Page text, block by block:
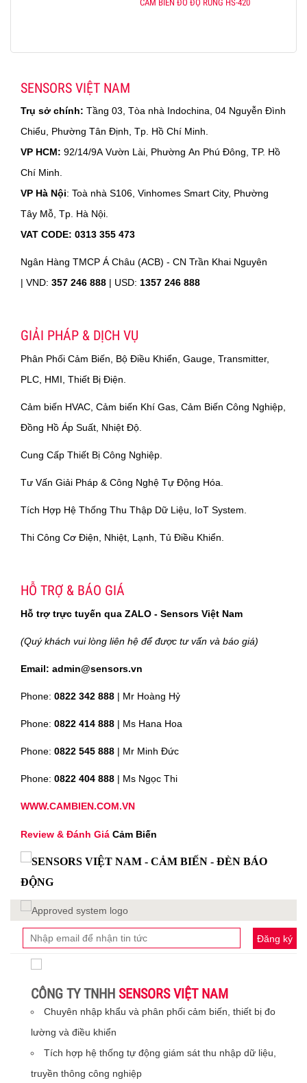
CẢM BIẾN ĐO ĐỘ RUNG HS-420
SENSORS VIỆT NAM
Trụ sở chính: Tầng 03, Tòa nhà Indochina, 04 Nguyễn Đình
Chiểu, Phường Tân Định, Tp. Hồ Chí Minh.
VP HCM: 92/14/9A Vườn Lài, Phường An Phú Đông, TP. Hồ
Chí Minh.
VP Hà Nội: Toà nhà S106, Vinhomes Smart City, Phường
Tây Mỗ, Tp. Hà Nội.
VAT CODE: 0313 355 473
Ngân Hàng TMCP Á Châu (ACB) - CN Trần Khai Nguyên
| VND: 357 246 888 | USD: 1357 246 888
GIẢI PHÁP & DỊCH VỤ
Phân Phối Cảm Biến, Bộ Điều Khiển, Gauge, Transmitter,
PLC, HMI, Thiết Bị Điện.
Cảm biến HVAC, Cảm biến Khí Gas, Cảm Biến Công Nghiệp,
Đồng Hồ Áp Suất, Nhiệt Độ.
Cung Cấp Thiết Bị Công Nghiệp.
Tư Vấn Giải Pháp & Công Nghệ Tự Động Hóa.
Tích Hợp Hệ Thống Thu Thập Dữ Liệu, IoT System.
Thi Công Cơ Điện, Nhiệt, Lạnh, Tủ Điều Khiển.
HỖ TRỢ & BÁO GIÁ
Hỗ trợ trực tuyến qua ZALO - Sensors Việt Nam
(Quý khách vui lòng liên hệ để được tư vấn và báo giá)
Email: admin@sensors.vn
Phone: 0822 342 888 | Mr Hoàng Hỷ
Phone: 0822 414 888 | Ms Hana Hoa
Phone: 0822 545 888 | Mr Minh Đức
Phone: 0822 404 888 | Ms Ngọc Thi
WWW.CAMBIEN.COM.VN
Review & Đánh Giá Cảm Biến
Đăng ký
CÔNG TY TNHH SENSORS VIỆT NAM
Chuyên nhập khẩu và phân phối cảm biến, thiết bị đo
lường và điều khiển
Tích hợp hệ thống tự động giám sát thu nhập dữ liệu,
truyền thông công nghiệp